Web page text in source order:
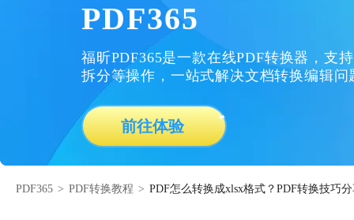
PDF365
福昕PDF365是一款在线PDF转换器，支
拆分等操作，一站式解决文档转换编辑问
前往体验
PDF365 > PDF转换教程 > PDF怎么转换成xlsx格式？PDF转换技巧